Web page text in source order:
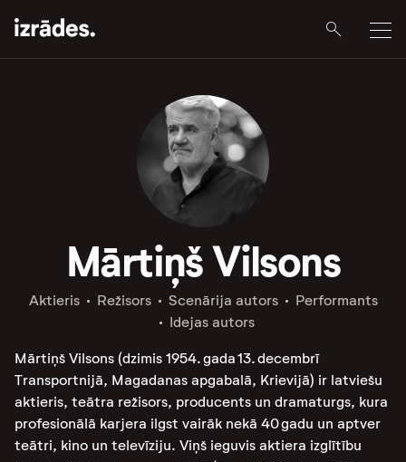
Mārtiņš Vilsons
Aktieris Režisors Scenārija autors
Performants
Idejas autors
Mārtiņš Vilsons (dzimis 1954. gada 13. decembrī
Transportnijā, Magadanas apgabalā, Krievijā) ir latviešu
aktieris, teātra režisors, producents un dramaturgs, kura
profesionālā karjera ilgst vairāk nekā 40 gadu un aptver
teātri, kino un televīziju. Viņš ieguvis aktiera izglītību